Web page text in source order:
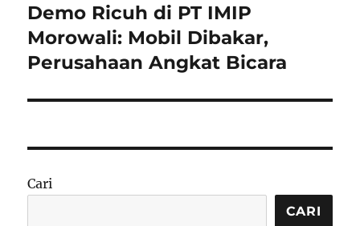
Next
post:
Demo Ricuh di PT IMIP
Morowali: Mobil Dibakar,
Perusahaan Angkat Bicara
Cari
CARI